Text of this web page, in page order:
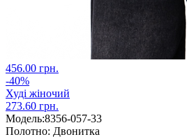
456.00 грн.
-40%
Худі жіночий
273.60 грн.
Модель:8356-057-33
Полотно: Двонитка